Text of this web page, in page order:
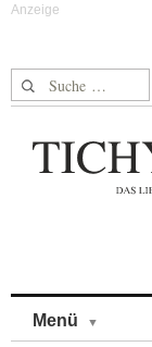
Suche nach:
Menü